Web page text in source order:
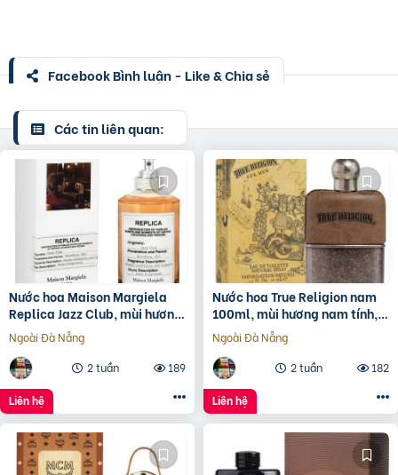
Facebook Bình luận - Like & Chia sẻ
Các tin liên quan:
Nước hoa Maison Margiela
Replica Jazz Club, mùi hương
độc đáo, phù hợp cả nam và
nữ.
Ngoài Đà Nẵng
2 tuần
189
Liên hệ
Nước hoa True Religion nam
100ml, mùi hương nam tính,
mạnh mẽ.
Ngoài Đà Nẵng
2 tuần
182
Liên hệ